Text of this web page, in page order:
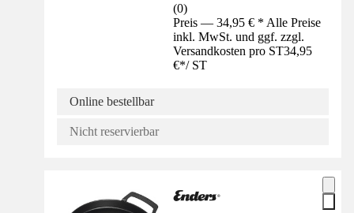
(0)
Preis — 34,95 € * Alle Preise
inkl. MwSt. und ggf. zzgl.
Versandkosten pro ST34,95
€*/ ST
Online bestellbar
Nicht reservierbar